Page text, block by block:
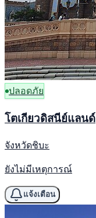
ปลอดภัย
โตเกียวดิสนีย์แลนด์
จังหวัดชิบะ
ยังไม่มีเหตุการณ์
แจ้งเตือน